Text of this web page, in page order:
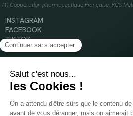
(1) Coopération pharmaceutique Française, RCS
INSTAGRAM
FACEBOOK
TIKTOK
YOUTUBE
© 2024 Oenobiol Paris
Mentions légales
Politique en matière de cookies